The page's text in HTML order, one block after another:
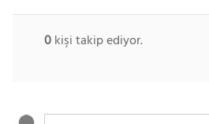
0kişi takip ediyor.